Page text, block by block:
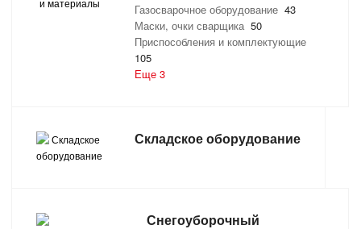
Газосварочное оборудование 43
Маски, очки сварщика 50
Приспособления и комплектующие
105
Еще 3
Складское оборудование
Снегоуборочный